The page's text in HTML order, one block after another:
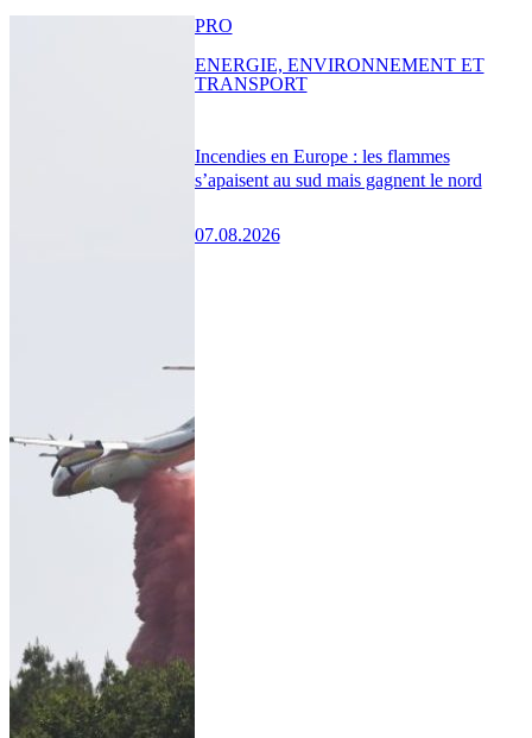
Incendies en Europe : les flammes
s’apaisent au sud mais gagnent le nord
07.08.2026
PRO
ENERGIE, ENVIRONNEMENT ET
TRANSPORT